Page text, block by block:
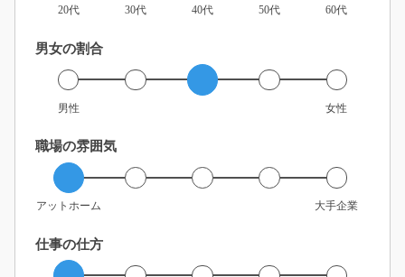
20代 30代 40代 50代 60代
男女の割合
男性 女性
職場の雰囲気
アットホーム 大手企業
仕事の仕方